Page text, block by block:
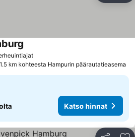
Katso hinnat
1.5 km kohteesta Hampurin päärautatieasema
Katso hinnat